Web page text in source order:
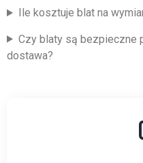
Ile kosztuje blat na
Czy blaty są bezpieczne
dostawa?